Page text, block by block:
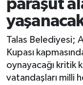
paraşüt
Talas Belediyesi;
Kupası
oynayacağı kritik
vatandaşları milli
SİYASET
SPOR
SÜPER LİG
Süper Lig
Tüm
Son Dakika
Haber Arşivi